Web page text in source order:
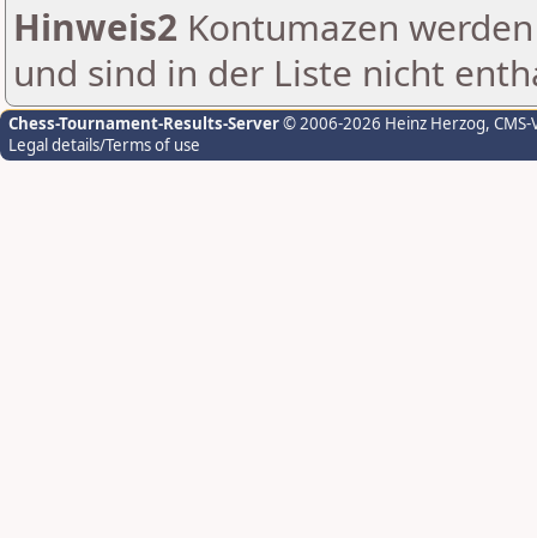
Hinweis2 Kontumazen
und sind in der Liste nicht
Chess-Tournament-Results-Server© 2006-2026 Heinz Herzog,
Legal details/Terms of use